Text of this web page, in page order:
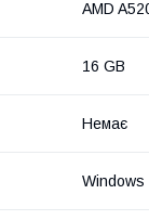
AMD
16 GB
Немає
Windows